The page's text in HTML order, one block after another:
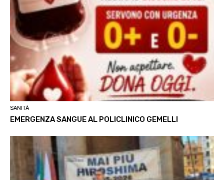
SANITÀ
EMERGENZA SANGUE AL POLICLINICO GEMELLI